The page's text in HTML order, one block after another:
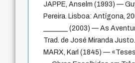
JAPPE, Anselm (1993) —
Pereira. Lisboa: Antígona,
_______ (2003) — As
Trad. de José Miranda
MARX, Karl (1845) —